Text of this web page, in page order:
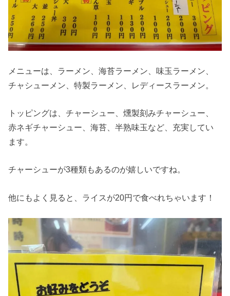
メニューは、ラーメン、海苔ラーメン、味玉ラーメン、
チャシューメン、特製ラーメン、レディースラーメン。
トッピングは、チャーシュー、燻製刻みチャーシュー、
赤ネギチャーシュー、海苔、半熟味玉など、充実してい
ます。
チャーシューが3種類もあるのが嬉しいですね。
他にもよく見ると、ライスが20円で食べれちゃいます！